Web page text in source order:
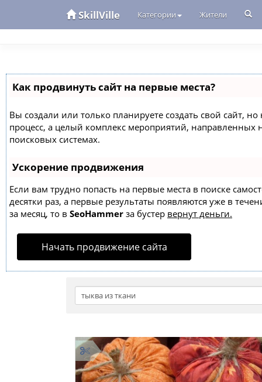
SkillVille Категории Жители
Как продвинуть сайт на первые места?
Вы создали или только планируете создать свой сайт,
процесс, а целый комплекс мероприятий,
поисковых системах.
Ускорение продвижения
Если вам трудно попасть на первые места в поиске
десятки раз, а первые результаты появляются уже в
за месяц, то в SeoHammer за бустер вернут деньги.
Начать продвижение сайта